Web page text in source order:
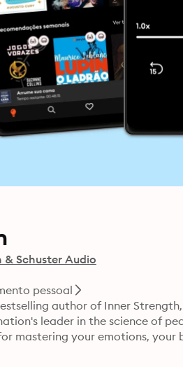
& Schuster Audio
pessoal
author of Inner
leader in the science of
mastering your emotions, your